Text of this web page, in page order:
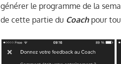
générer le programme de la
de cette partie du Coachpour